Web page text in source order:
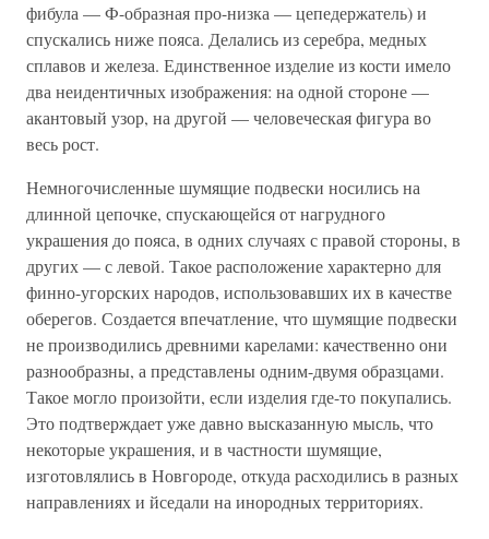
фибула — Ф-образная про-низка — цепедержатель) и
спускались ниже пояса. Делались из серебра, медных
сплавов и железа. Единственное изделие из кости имело
два неидентичных изображения: на одной стороне —
акантовый узор, на другой — человеческая фигура во
весь рост.
Немногочисленные шумящие подвески носились на
длинной цепочке, спускающейся от нагрудного
украшения до пояса, в одних случаях с правой стороны, в
других — с левой. Такое расположение характерно для
финно-угорских народов, использовавших их в качестве
оберегов. Создается впечатление, что шумящие подвески
не производились древними карелами: качественно они
разнообразны, а представлены одним-двумя образцами.
Такое могло произойти, если изделия где-то покупались.
Это подтверждает уже давно высказанную мысль, что
некоторые украшения, и в частности шумящие,
изготовлялись в Новгороде, откуда расходились в разных
направлениях и йседали на инородных территориях.